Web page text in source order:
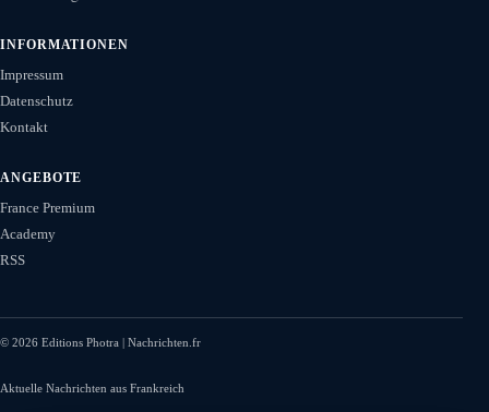
INFORMATIONEN
Impressum
Datenschutz
Kontakt
ANGEBOTE
France Premium
Academy
RSS
© 2026 Editions Photra | Nachrichten.fr
Aktuelle Nachrichten aus Frankreich